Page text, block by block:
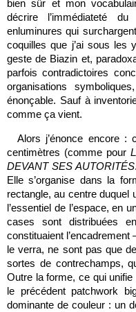
bien sûr et mon
décrire l’immédiateté
enluminures qui
coquilles que j’ai sous les
geste de Biazin et,
parfois contradictoires
organisations
énonçable. Sauf à
comme ça vient.
Alors j’énonce encore :
centimètres (comme pour
DEVANT SES AUTORITÉS
Elle s’organise dans la
rectangle, au centre duquel
l’essentiel de l’espace, en
cases sont distribuées
constituaient
le verra, ne sont pas que
sortes de contrechamps,
Outre la forme, ce qui
le précédent patchwork
dominante de couleur : un